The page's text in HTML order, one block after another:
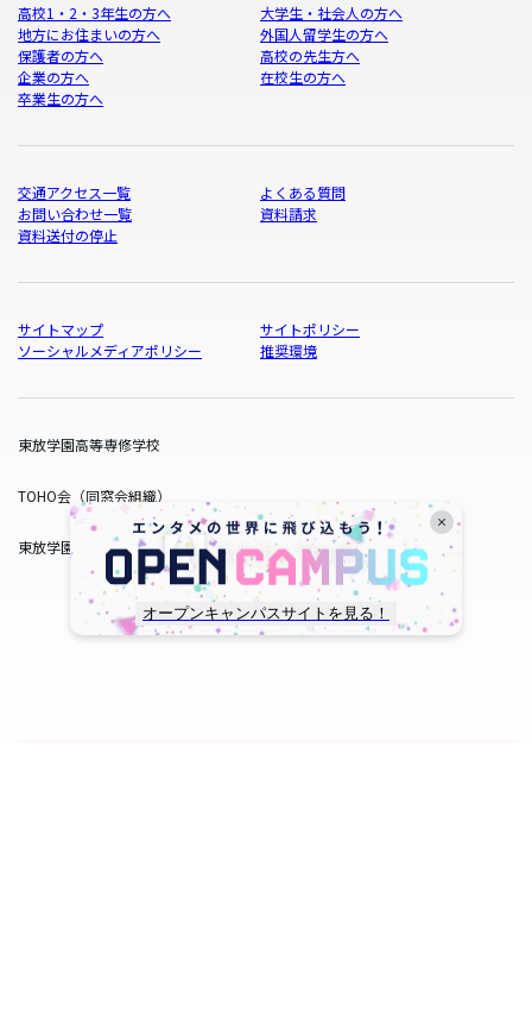
オープンキャンパスサイトを見る！
高校1・2・3年生の方へ
大学生・社会人の方へ
地方にお住まいの方へ
外国人留学生の方へ
保護者の方へ
高校の先生方へ
企業の方へ
在校生の方へ
卒業生の方へ
交通アクセス一覧
よくある質問
お問い合わせ一覧
資料請求
資料送付の停止
サイトマップ
サイトポリシー
ソーシャルメディアポリシー
推奨環境
東放学園高等専修学校
TOHO会（同窓会組織）
東放学園サービス
copyright © TOHO GAKUEN All Rights Reserved.